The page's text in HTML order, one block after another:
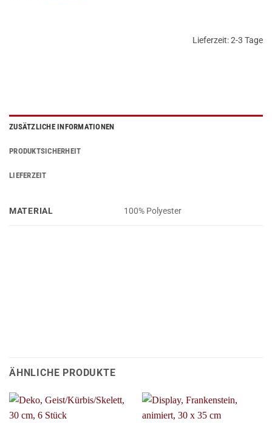
Lieferzeit:2-3 Tage
ZUSÄTZLICHE INFORMATIONEN
PRODUKTSICHERHEIT
LIEFERZEIT
MATERIAL 100% Polyester
ÄHNLICHE PRODUKTE